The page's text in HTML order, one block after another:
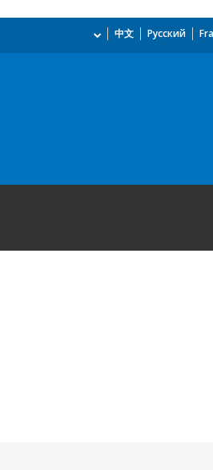
Русский
中文